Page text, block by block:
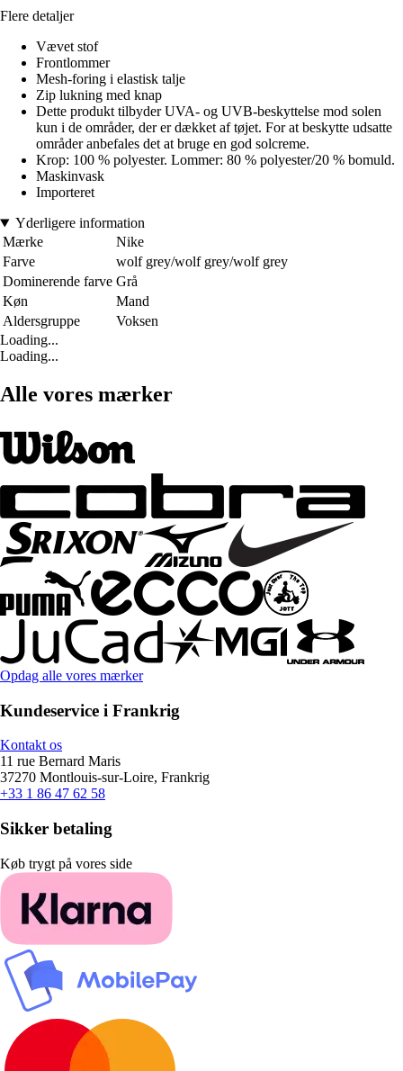
Flere detaljer
Vævet stof
Frontlommer
Mesh-foring i elastisk talje
Zip lukning med knap
Dette produkt tilbyder UVA- og UVB-beskyttelse mod solen
kun i de områder, der er dækket af tøjet. For at beskytte udsatte
områder anbefales det at bruge en god solcreme.
Krop: 100 % polyester. Lommer: 80 % polyester/20 % bomuld.
Maskinvask
Importeret
Yderligere information
Mærke
Nike
Farve
wolf grey/wolf grey/wolf grey
Dominerende farve Grå
Køn
Mand
Aldersgruppe
Voksen
Loading...
Loading...
Alle vores mærker
Opdag alle vores mærker
Kundeservice i Frankrig
Kontakt os
11 rue Bernard Maris
37270 Montlouis-sur-Loire, Frankrig
+33 1 86 47 62 58
Sikker betaling
Køb trygt på vores side